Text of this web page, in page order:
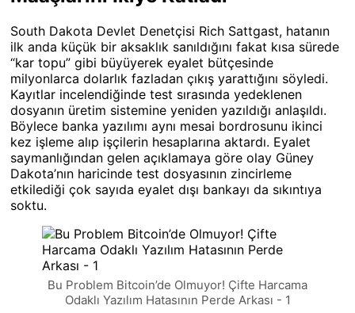
South Dakota Devlet Denetçisi Rich Sattgast, hatanın
ilk anda küçük bir aksaklık sanıldığını fakat kısa sürede
“kar topu” gibi büyüyerek eyalet bütçesinde
milyonlarca dolarlık fazladan çıkış yarattığını söyledi.
Kayıtlar incelendiğinde test sırasında yedeklenen
dosyanın üretim sistemine yeniden yazıldığı anlaşıldı.
Böylece banka yazılımı aynı mesai bordrosunu ikinci
kez işleme alıp iş­çilerin hesaplarına aktardı. Eyalet
saymanlığından gelen açıklamaya göre olay Güney
Dakota’nın haricinde test dosyasının zincirleme
etkilediği çok sayıda eyalet dışı bankayı da sıkıntıya
soktu.
Bu Problem Bitcoin’de Olmuyor! Çifte Harcama
Odaklı Yazılım Hatasının Perde Arkası - 1